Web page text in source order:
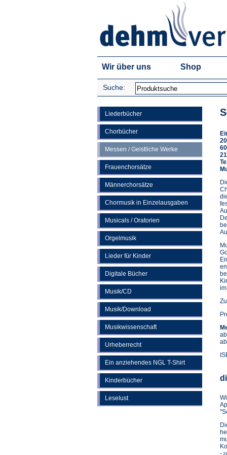
Wir über uns Shop
Suche:
Liederbücher
Chorbücher
Messen / Geistliche Werke
Frauenchorsätze
Männerchorsätze
Chormusik in Einzelausgaben
Musicals / Oratorien
Orgelmusik
Lieder für Kinder
Digitale Bücher
Musik/CD
Musik/Download
Musikwissenschaft
Urheberrecht
Ein anziehendes NGL T-Shirt
Kinderbücher
Leselust